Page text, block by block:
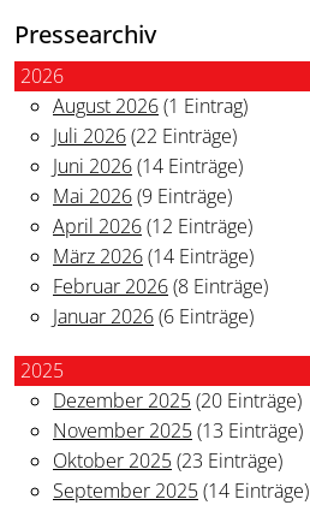
Pressearchiv
2026
August 2026(1 Eintrag)
Juli 2026(22 Einträge)
Juni 2026(14 Einträge)
Mai 2026(9 Einträge)
April 2026(12 Einträge)
März 2026(14 Einträge)
Februar 2026(8 Einträge)
Januar 2026(6 Einträge)
2025
Dezember 2025(20 Einträge)
November 2025(13 Einträge)
Oktober 2025(23 Einträge)
September 2025(14 Einträge)